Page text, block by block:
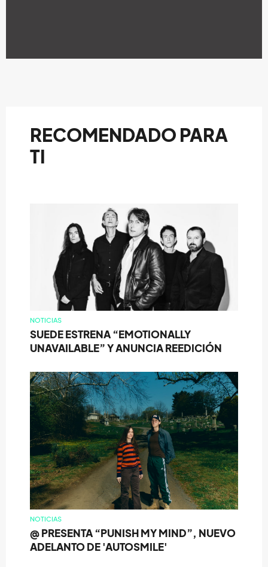
RECOMENDADO PARA
TI
NOTICIAS
SUEDE ESTRENA “EMOTIONALLY
UNAVAILABLE” Y ANUNCIA REEDICIÓN
NOTICIAS
@ PRESENTA “PUNISH MY MIND”, NUEVO
ADELANTO DE 'AUTOSMILE'